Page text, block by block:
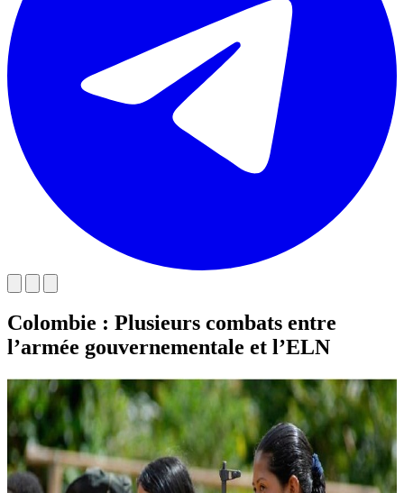
Colombie : Plusieurs combats entre
l’armée gouvernementale et l’ELN